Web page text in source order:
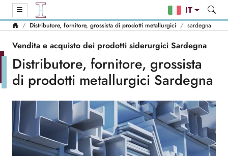
IT
Distributore, fornitore, grossista di prodotti metallurgici sardegna
Vendita e acquisto dei prodotti siderurgici Sardegna
Distributore, fornitore, grossista
di prodotti metallurgici Sardegna